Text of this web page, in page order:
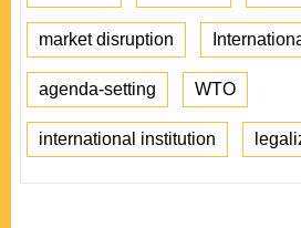
market disruption
agenda-setting WTO
international institution